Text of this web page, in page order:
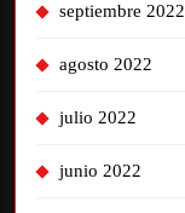
septiembre 2022
agosto 2022
julio 2022
junio 2022